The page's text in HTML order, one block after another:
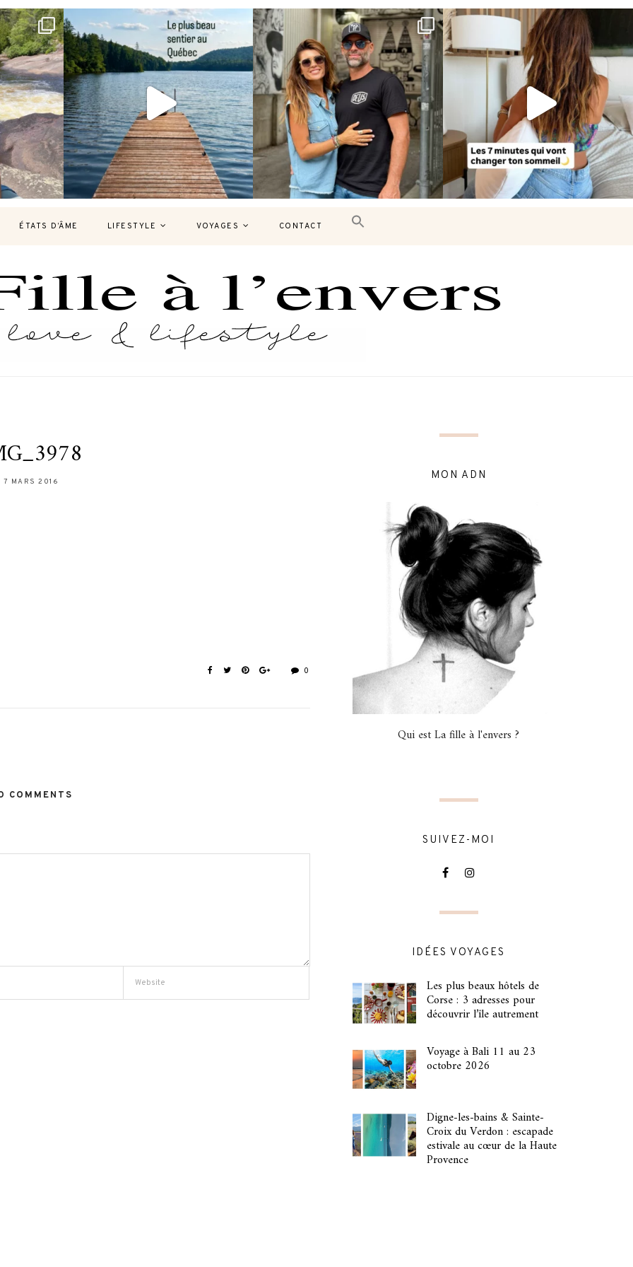
version
Et si je te disais qu’il existe un sentier où
126 37
Montréal, une très belle surprise 🇨🇦
J’ai...
442
Le sommeil est essentiel à notre bien-
être… et...
102 14
ÉTATS D’ÂME LIFESTYLE VOYAGES CONTACT
7 MARS 2016
0
COMMENTS
MON ADN
Qui est La fille à l'envers ?
SUIVEZ-MOI
IDÉES VOYAGES
Les plus beaux hôtels de
Corse : 3 adresses pour
découvrir l’île autrement
Voyage à Bali 11 au 23
octobre 2026
Digne-les-bains & Sainte-
Croix du Verdon : escapade
estivale au cœur de la Haute
Provence